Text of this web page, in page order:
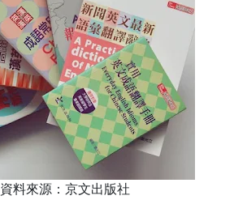
資料來源：京文出版社